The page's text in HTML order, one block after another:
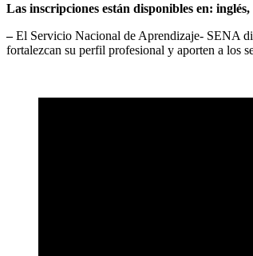
Las inscripciones están disponibles en:
–El Servicio Nacional de Aprendizaje- SENA
fortalezcan su perfil profesional y aporten a los